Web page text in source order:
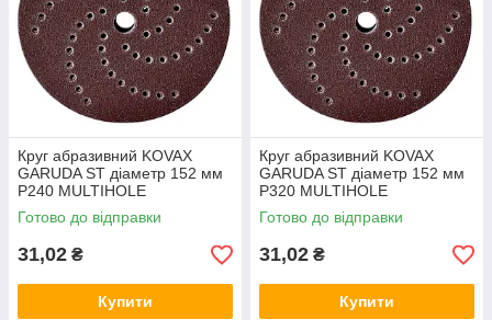
Круг абразивний KOVAX
GARUDA ST діаметр 152 мм
Р240 MULTIHOLE
Готово до відправки
31,02 ₴
Купити
Круг абразивний KOVAX
GARUDA ST діаметр 152 мм
Р320 MULTIHOLE
Готово до відправки
31,02 ₴
Купити